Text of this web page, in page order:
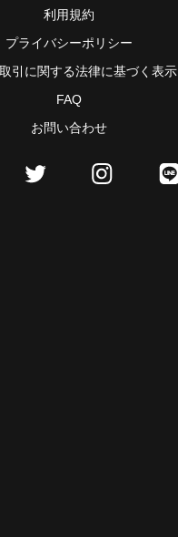
利用規約
プライバシーポリシー
引に関する法律に基づく表示
FAQ
お問い合わせ